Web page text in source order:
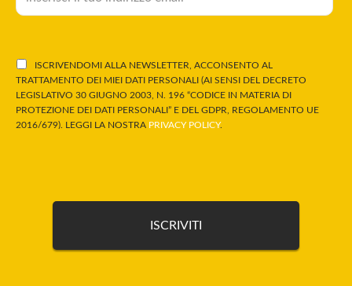
ISCRIVENDOMI ALLA NEWSLETTER, ACCONSENTO AL
TRATTAMENTO DEI MIEI DATI PERSONALI (AI SENSI DEL DECRETO
LEGISLATIVO 30 GIUGNO 2003, N. 196 “CODICE IN MATERIA DI
PROTEZIONE DEI DATI PERSONALI” E DEL GDPR, REGOLAMENTO UE
2016/679). LEGGI LA NOSTRA PRIVACY POLICY.